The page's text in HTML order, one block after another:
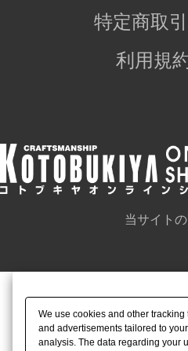
特定商取
利用規
当サイト
We use cookies and other
and advertisements tailored to
analysis. The data regarding your